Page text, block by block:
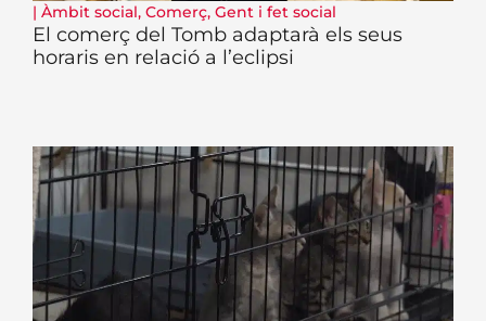
| Àmbit social, Comerç, Gent i fet social
El comerç del Tomb adaptarà els seus
horaris en relació a l’eclipsi